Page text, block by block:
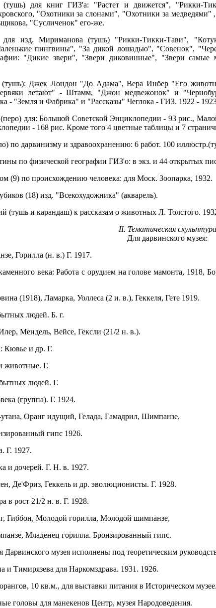
(тушь) для книг ГИЗ'а: "Растет и движется", "Рикки-
"Охотники за слонами", "Охотники за
"Сусличенок" его-же.
для изд. Мириманова (тушь) "Рикки-Тикки-Тави",
пингвины", "За дикой лошадью", "Совенок",
"Дикие звери", "Звери диковинные", "Звери
Джек Лондон "До Адама", Вера Инбер "Его
летают" - Штамм, "Джон медвежонок" и
- "Земля и Фабрика" и "Рассказы" Чеглока - ГИЗ. 1922 -
для: Большой Советской Энциклопедии - 93 рис.,
- 168 рис. Кроме того 4 цветные таблицы и 7
по дарвинизму и здравоохранению: 6 работ. 100
по физической географии ГИЗ'о: в экз. и 44 открытых
(9) по происхождению человека: для Моск. Зоопарка, 1932.
(18) изд. "Всекохудожника" (акварель).
(тушь и карандаш) к рассказам о животных Л. Толстого.
II. Тематическая скульптура
Для дарвинского музея:
Горилла (н. в.) Г. 1917.
века: Работа с орудием на голове мамонта, 1918,
(1918), Ламарка, Уоллеса (2 и. в.), Геккеля, Гете 1919.
людей. Б. г.
Мендель, Вейсе, Гексли (21/2 н. в.).
Кювье и др. Г.
животные. Г.
людей. Г.
(группа). Г. 1924.
Оранг идущий, Гелада, Гамадрил, Шимпанзе,
гипс 1926.
Г. 1927.
и дочерей. Г. Н. в. 1927.
Де'Фриз, Геккель и др. эволюционисты. Г. 1928.
в рост 21/2 н. в. Г. 1928.
Гиббон, Молодой горилла, Молодой шимпанзе,
Младенец горилла. Бронзированный гипс.
Дарвинского музея исполнены под теоретическим
и Тимирязева для Наркомздрава. 1931. 1926.
10 кв.м., для выставки питания в Историческом
головы для манекенов Центр, музея Народоведения.